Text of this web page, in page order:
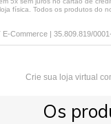
física. Todos os produtos do
E-Commerce | 35.809.819/
Crie sua loja virtual
Os